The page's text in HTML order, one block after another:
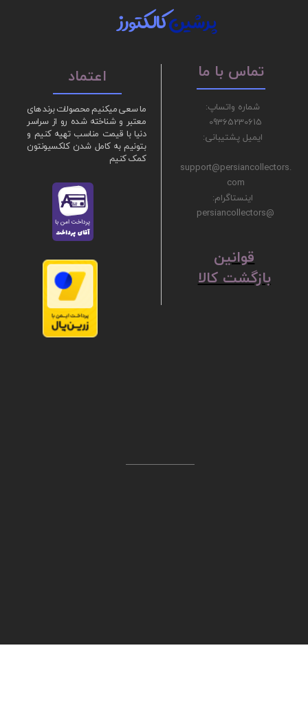
ما سعی میکنیم محصولات برند های
معتبر و شناخته شده رو از سراسر
دنیا با قیمت مناسب تهیه کنیم و
بتونیم به کامل شدن کلکسیونتون
کمک کنیم
پرشینکالکتورز
شماره واتساپ:
09365230615
ایمیل پشتیبانی:
support@persiancollectors.
com
اینستاگرام:
@persiancollectors
تماس با ما اعتماد
ق​​​​​​​وانین
بازگشت کالا